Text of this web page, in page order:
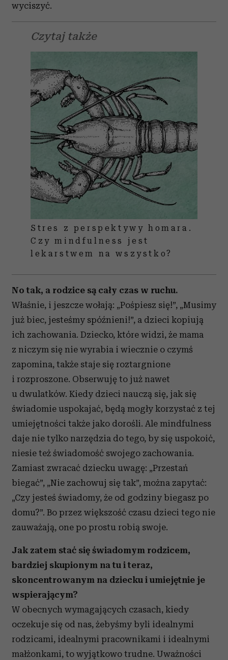
wyciszyć.
Czytaj także
Stres z perspektywy homara.
Czy mindfulness jest
lekarstwem na wszystko?
No tak, a rodzice są cały czas w ruchu.
Właśnie, i jeszcze wołają: „Pośpiesz się!”, „Musimy
już biec, jesteśmy spóźnieni!”, a dzieci kopiują
ich zachowania. Dziecko, które widzi, że mama
z niczym się nie wyrabia i wiecznie o czymś
zapomina, także staje się roztargnione
i rozproszone. Obserwuję to już nawet
u dwulatków. Kiedy dzieci nauczą się, jak się
świadomie uspokajać, będą mogły korzystać z tej
umiejętności także jako dorośli. Ale mindfulness
daje nie tylko narzędzia do tego, by się uspokoić,
niesie też świadomość swojego zachowania.
Zamiast zwracać dziecku uwagę: „Przestań
biegać”, „Nie zachowuj się tak”, można zapytać:
„Czy jesteś świadomy, że od godziny biegasz po
domu?”. Bo przez większość czasu dzieci tego nie
zauważają, one po prostu robią swoje.
Jak zatem stać się świadomym rodzicem,
bardziej skupionym na tu i teraz,
skoncentrowanym na dziecku i umiejętnie je
wspierającym?
W obecnych wymagających czasach, kiedy
oczekuje się od nas, żebyśmy byli idealnymi
rodzicami, idealnymi pracownikami i idealnymi
małżonkami, to wyjątkowo trudne. Uważności